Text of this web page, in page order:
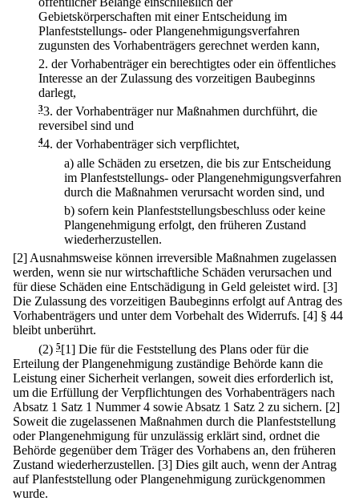
Gebietskörperschaften mit einer Entscheidung im
Planfeststellungs- oder Plangenehmigungsverfahren
zugunsten des Vorhabenträgers gerechnet werden kann,
2. der Vorhabenträger ein berechtigtes oder ein öffentliches
Interesse an der Zulassung des vorzeitigen Baubeginns
darlegt,
33. der Vorhabenträger nur Maßnahmen durchführt, die
reversibel sind und
44. der Vorhabenträger sich verpflichtet,
a) alle Schäden zu ersetzen, die bis zur Entscheidung
im Planfeststellungs- oder Plangenehmigungsverfahren
durch die Maßnahmen verursacht worden sind, und
b) sofern kein Planfeststellungsbeschluss oder keine
Plangenehmigung erfolgt, den früheren Zustand
wiederherzustellen.
[2] Ausnahmsweise können irreversible Maßnahmen zugelassen
werden, wenn sie nur wirtschaftliche Schäden verursachen und
für diese Schäden eine Entschädigung in Geld geleistet wird. [3]
Die Zulassung des vorzeitigen Baubeginns erfolgt auf Antrag des
Vorhabenträgers und unter dem Vorbehalt des Widerrufs. [4] § 44
bleibt unberührt.
(2) 5[1] Die für die Feststellung des Plans oder für die
Erteilung der Plangenehmigung zuständige Behörde kann die
Leistung einer Sicherheit verlangen, soweit dies erforderlich ist,
um die Erfüllung der Verpflichtungen des Vorhabenträgers nach
Absatz 1 Satz 1 Nummer 4 sowie Absatz 1 Satz 2 zu sichern. [2]
Soweit die zugelassenen Maßnahmen durch die Planfeststellung
oder Plangenehmigung für unzulässig erklärt sind, ordnet die
Behörde gegenüber dem Träger des Vorhabens an, den früheren
Zustand wiederherzustellen. [3] Dies gilt auch, wenn der Antrag
auf Planfeststellung oder Plangenehmigung zurückgenommen
wurde.